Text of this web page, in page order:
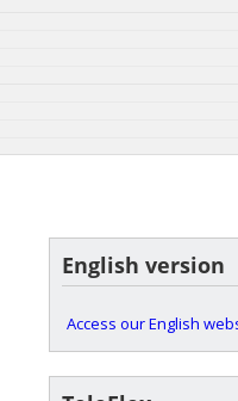
English version
Access our English